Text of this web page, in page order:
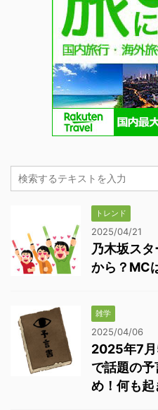
トレンド
2025/04/21
乃木坂ス
から？MC
雑学
2025/04/06
2025年7月
で話題の
め！何も起